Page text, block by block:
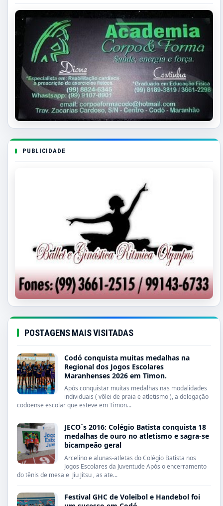
PUBLICIDADE
POSTAGENS MAIS VISITADAS
Codó conquista muitas medalhas na
Regional dos Jogos Escolares
Maranhenses 2026 em Timon.
Após conquistar muitas medalhas nas modalidades
individuais ( vôlei de praia e atletismo ), a delegação
codoense escolar que esteve em Timon...
JECO´s 2016: Colégio Batista conquista 18
medalhas de ouro no atletismo e sagra-se
bicampeão geral
Arcelino e alunas-atletas do Colégio Batista nos
Jogos Escolares da Juventude Após o encerramento
do tênis de mesa e Jiu Jitsu , as ate...
Festival GHC de Voleibol e Handebol foi